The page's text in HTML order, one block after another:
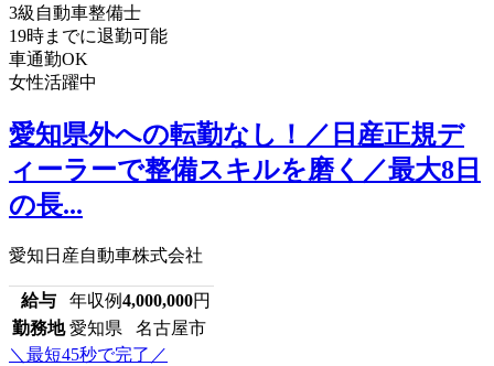
3級自動車整備士
19時までに退勤可能
車通勤OK
女性活躍中
愛知県外への転勤なし！／日産正規デ
ィーラーで整備スキルを磨く／最大8日
の長...
愛知日産自動車株式会社
給与 年収例4,000,000円
勤務地 愛知県 名古屋市
＼最短45秒で完了／